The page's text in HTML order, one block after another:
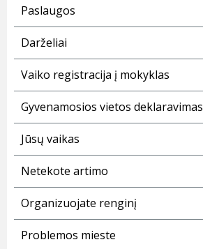
Paslaugos
Darželiai
Vaiko registracija į mokyklas
Gyvenamosios vietos deklaravimas
Jūsų vaikas
Netekote artimo
Organizuojate renginį
Problemos mieste